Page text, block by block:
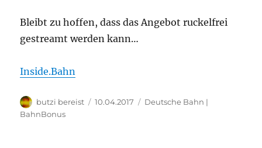
Bleibt zu hoffen, dass das Angebot ruckelfrei
gestreamt werden kann…
Inside.Bahn
Autor
butzi bereist
Veröffentlicht
10.04.2017 Kategorien
Deutsche Bahn |
BahnBonus